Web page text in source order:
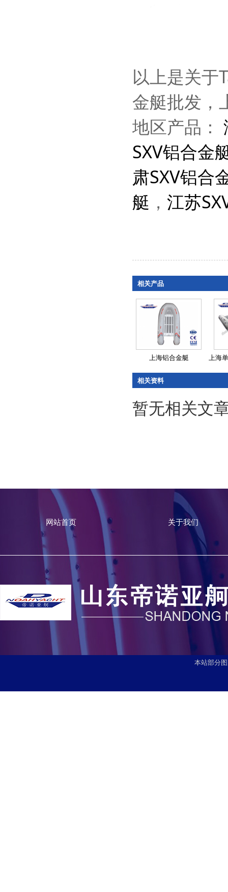
以上是关于
金艇批发，
地区产品：
SXV铝合金
肃SXV铝合
艇 ， 江苏
相关产品
上海铝合金艇 上海
相关资料
暂无相关文
网站首页 关于我们
本站部分